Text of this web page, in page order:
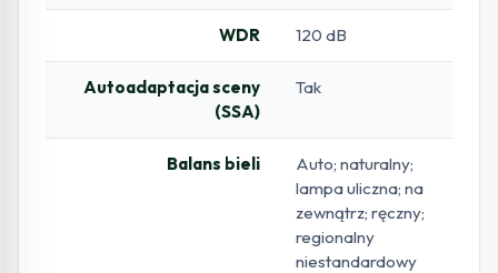
WDR 120 dB
Autoadaptacja sceny
(SSA)
Tak
Balans bieli
Auto; naturalny;
lampa uliczna; na
zewnątrz; ręczny;
regionalny
niestandardowy